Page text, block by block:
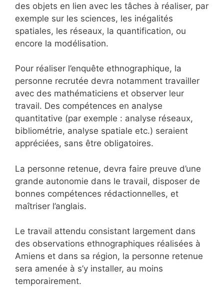
des objets en lien avec les tâches à réaliser, par
exemple sur les sciences, les inégalités
spatiales, les réseaux, la quantification, ou
encore la modélisation.
Pour réaliser l’enquête ethnographique, la
personne recrutée devra notamment travailler
avec des mathématiciens et observer leur
travail. Des compétences en analyse
quantitative (par exemple : analyse réseaux,
bibliométrie, analyse spatiale etc.) seraient
appréciées, sans être obligatoires.
La personne retenue, devra faire preuve d’une
grande autonomie dans le travail, disposer de
bonnes compétences rédactionnelles, et
maîtriser l’anglais.
Le travail attendu consistant largement dans
des observations ethnographiques réalisées à
Amiens et dans sa région, la personne retenue
sera amenée à s’y installer, au moins
temporairement.